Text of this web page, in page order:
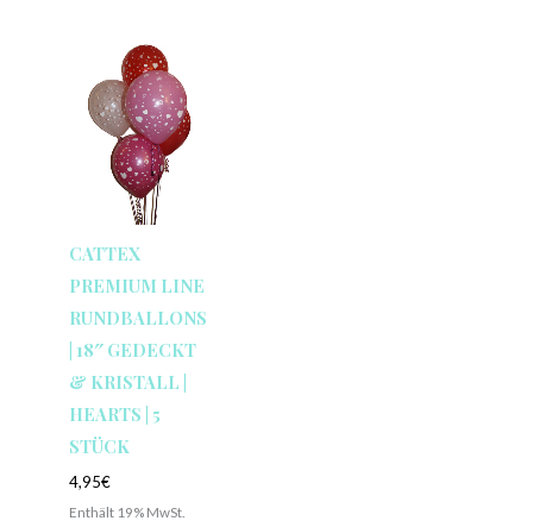
CATTEX
PREMIUM LINE
RUNDBALLONS
| 18″ GEDECKT
& KRISTALL |
HEARTS | 5
STÜCK
4,95€
Enthält 19% MwSt.